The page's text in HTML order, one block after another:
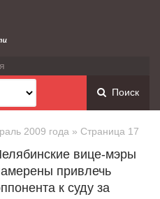
Поиск
2009 года » Страница 17
вице-мэры
привлечь
к суду за